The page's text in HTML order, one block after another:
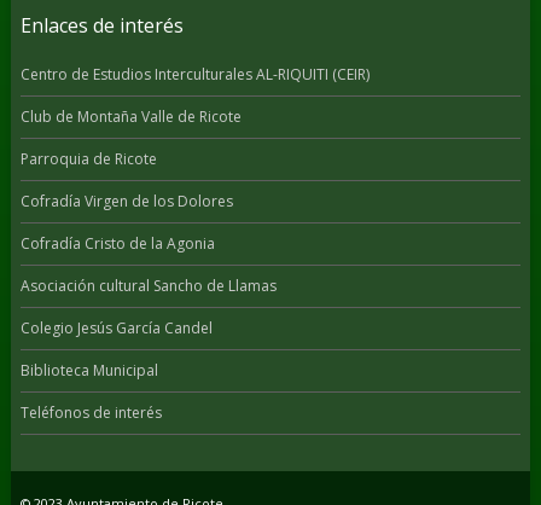
Enlaces de interés
Centro de Estudios Interculturales AL-RIQUITI (CEIR)
Club de Montaña Valle de Ricote
Parroquia de Ricote
Cofradía Virgen de los Dolores
Cofradía Cristo de la Agonia
Asociación cultural Sancho de Llamas
Colegio Jesús García Candel
Biblioteca Municipal
Teléfonos de interés